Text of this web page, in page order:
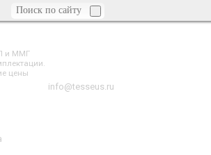
и ММГ
цены
info@tesseus.ru